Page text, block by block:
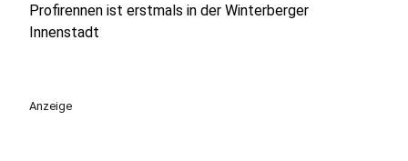
Profirennen ist erstmals in der Winterberger
Innenstadt
Anzeige